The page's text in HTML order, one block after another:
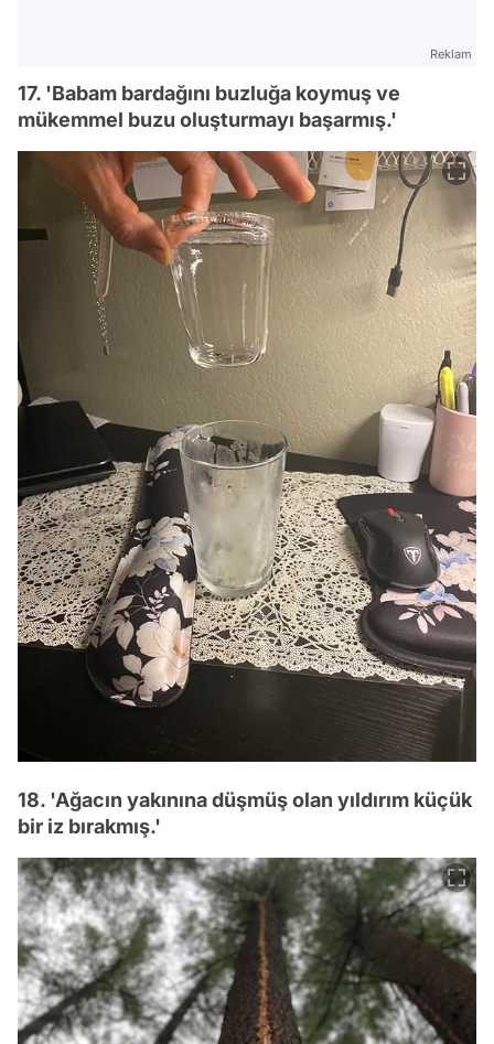
Reklam
17. 'Babam bardağını buzluğa koymuş ve
mükemmel buzu oluşturmayı başarmış.'
18. 'Ağacın yakınına düşmüş olan yıldırım küçük
bir iz bırakmış.'